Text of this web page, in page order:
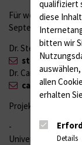
Für weitere
September stehen
Dr. Steffen Krüger
Dr. Carolin Gabler
Projektpartner:
- Abteilung für
qualifiziert
diese
bitten wir
allen
erhalten
Details